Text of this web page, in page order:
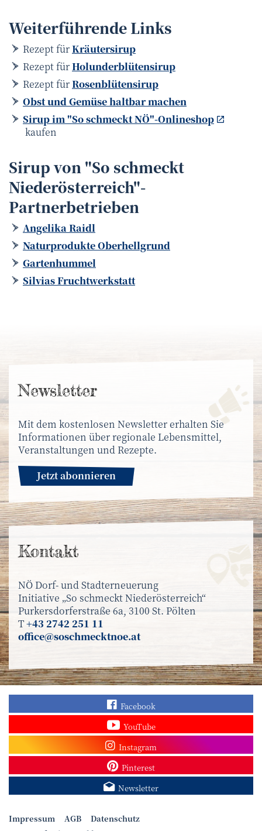
Weiterführende Links
Rezept fürKräutersirup
Rezept fürHolunderblütensirup
Rezept fürRosenblütensirup
Obst und Gemüse haltbar machen
Sirup im "So schmeckt NÖ"-Onlineshop
kaufen
Sirup von "So schmeckt
Niederösterreich"-
Partnerbetrieben
Angelika Raidl
Naturprodukte Oberhellgrund
Gartenhummel
Silvias Fruchtwerkstatt
News­letter
Mit dem kostenlosen Newsletter erhalten Sie
Informationen über regionale Lebensmittel,
Veranstaltungen und Rezepte.
Jetzt abonnieren
Kontakt
NÖ Dorf- und Stadterneuerung
Initiative „So schmeckt Niederösterreich“
Purkersdorferstraße 6a, 3100 St. Pölten
T+43 2742 251 11
office@soschmecktnoe.at
Finden Sie „So
Facebook
Sehen Sie mehr
YouTube
Besuchen Sie unser
Instagram
Sieh dir unsere Pins
Pinterest
Melden Sie sich zum
Newsletter
Impressum AGB
Datenschutz